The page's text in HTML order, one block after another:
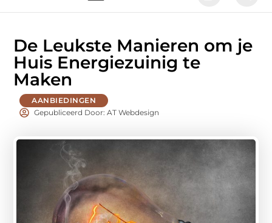
De Leukste Manieren om je
Huis Energiezuinig te
Maken
AANBIEDINGEN
Gepubliceerd Door: AT Webdesign